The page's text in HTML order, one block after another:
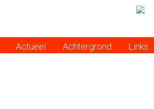
MenuActueel Achtergrond Links